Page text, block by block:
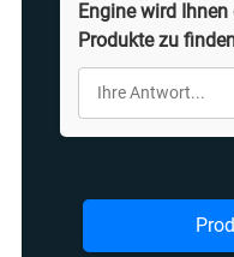
Engine wird
Produkte zu